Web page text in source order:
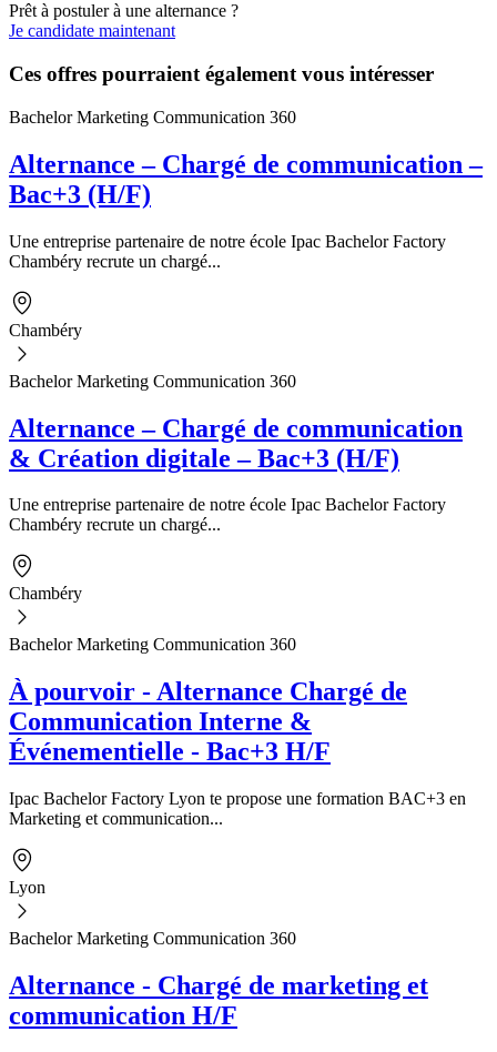
Prêt à postuler à une alternance ?
Je candidate maintenant
Ces offres pourraient également vous intéresser
Bachelor Marketing Communication 360
Alternance – Chargé de communication –
Bac+3 (H/F)
Une entreprise partenaire de notre école Ipac Bachelor Factory
Chambéry recrute un chargé...
Chambéry
Bachelor Marketing Communication 360
Alternance – Chargé de communication
& Création digitale – Bac+3 (H/F)
Une entreprise partenaire de notre école Ipac Bachelor Factory
Chambéry recrute un chargé...
Chambéry
Bachelor Marketing Communication 360
À pourvoir - Alternance Chargé de
Communication Interne &
Événementielle - Bac+3 H/F
Ipac Bachelor Factory Lyon te propose une formation BAC+3 en
Marketing et communication...
Lyon
Bachelor Marketing Communication 360
Alternance - Chargé de marketing et
communication H/F